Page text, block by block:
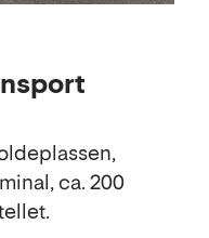
ca. 200